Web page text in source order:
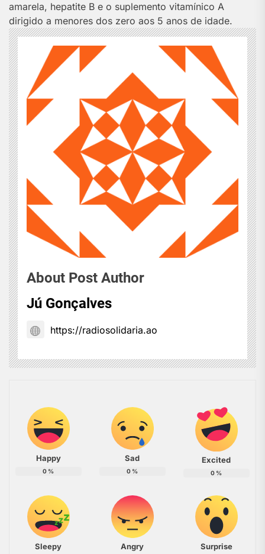
amarela, hepatite B e o suplemento vitamínico A
dirigido a menores dos zero aos 5 anos de idade.
About Post Author
Jú Gonçalves
https://radiosolidaria.ao
Happy
0 %
Sad
0 %
Excited
0 %
Sleepy Angry Surprise